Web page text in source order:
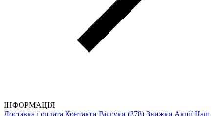
ІНФОРМАЦІЯ
Доставка і оплата Контакти Відгуки (878) Знижки Акції Наш